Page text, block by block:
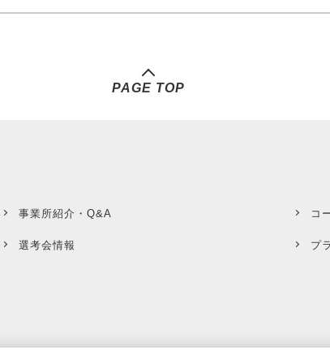
PAGE TOP
事業所紹介・Q&A
選考会情報
コ
プ